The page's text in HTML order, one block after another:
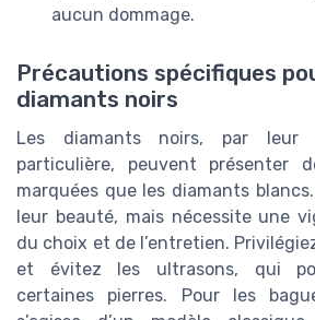
aucun dommage.
Précautions spécifiques
diamants noirs
Les diamants noirs, par leur
particulière, peuvent présenter
marquées que les diamants
leur beauté, mais nécessite une
du choix et de l’entretien.
et évitez les ultrasons, qui
certaines pierres. Pour les